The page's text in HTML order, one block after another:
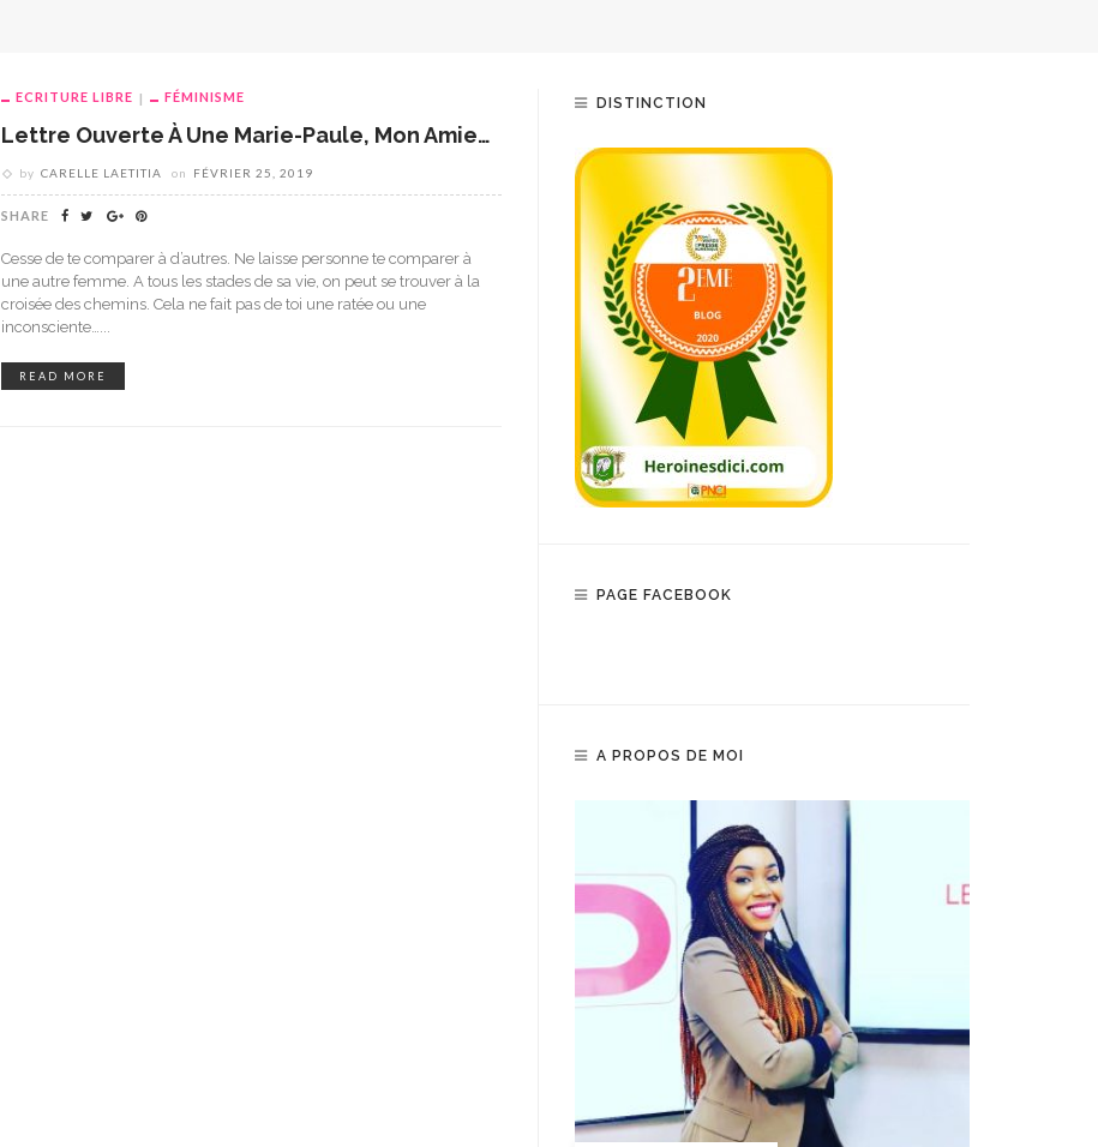
ECRITURE LIBRE FÉMINISME
Lettre Ouverte À Une Marie-Paule, Mon Amie…
by CARELLE LAETITIA on FÉVRIER 25, 2019
SHARE
Cesse de te comparer à d’autres. Ne laisse personne te comparer à
une autre femme. A tous les stades de sa vie, on peut se trouver à la
croisée des chemins. Cela ne fait pas de toi une ratée ou une
inconsciente…...
READ MORE
DISTINCTION
PAGE FACEBOOK
A PROPOS DE MOI